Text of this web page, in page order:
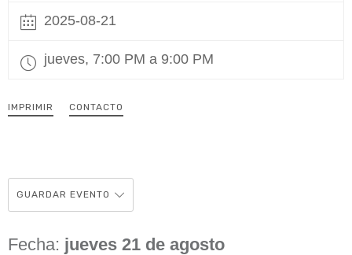
2025-08-21
jueves, 7:00 PM a 9:00 PM
IMPRIMIR CONTACTO
GUARDAR EVENTO
Fecha: jueves 21 de agosto